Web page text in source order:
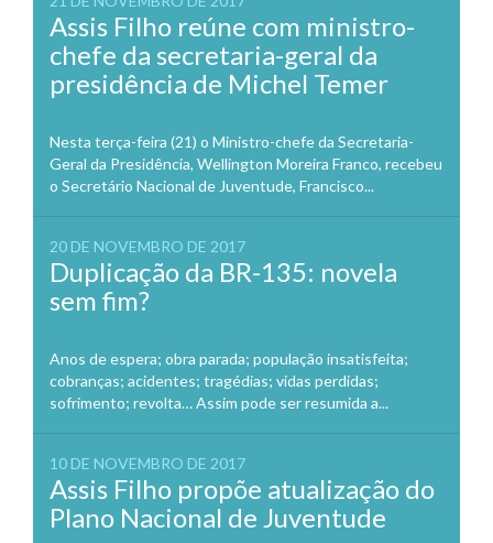
Assis Filho reúne com ministro-
chefe da secretaria-geral da
presidência de Michel Temer
Nesta terça-feira (21) o Ministro-chefe da Secretaria-
Geral da Presidência, Wellington Moreira Franco, recebeu
o Secretário Nacional de Juventude, Francisco...
20 DE NOVEMBRO DE 2017
Duplicação da BR-135: novela
sem fim?
Anos de espera; obra parada; população insatisfeita;
cobranças; acidentes; tragédias; vidas perdidas;
sofrimento; revolta… Assim pode ser resumida a...
10 DE NOVEMBRO DE 2017
Assis Filho propõe atualização do
Plano Nacional de Juventude